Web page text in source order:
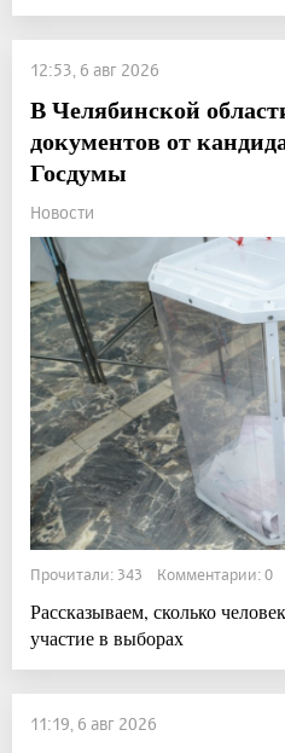
12:53, 6 авг 2026
В Челябинской
документов от
Госдумы
Новости
Прочитали: 343 Комментарии: 0
Рассказываем, сколько
участие в выборах
11:19, 6 авг 2026